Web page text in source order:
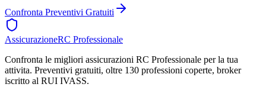
Confronta Preventivi Gratuiti
AssicurazioneRC Professionale
Confronta le migliori assicurazioni RC Professionale per la tua
attivita. Preventivi gratuiti, oltre 130 professioni coperte, broker
iscritto al RUI IVASS.